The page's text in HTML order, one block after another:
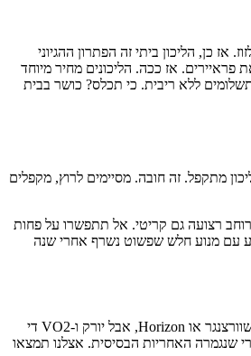
קור שמוציא את החשק לזוז. אז כן, הליכון ביתי זה הפתרון ההגיוני
אז ככה. הליכונים מחיר מיוחד
זה לגמרי הסטנדרט היום, במיוחד פה בטופמרקט. אתם מקבלים אצלנו אחריות מקיפה (של יבואן רשמי, לא קומבינות), משלוח מהיר לכל הארץ ותשלומים נוחים אש - עד 36 תשלומים ללא ריבית. כי תכלס? כושר בבית
מתקפל. זה חובה. מסיימים לרוץ, מקפלים
הבית. רוחב רצועה גם קריטי. אל תתפשרו על פחות
תכוונו למנוע חזק. הליכונים זול מדי לפעמים מגיע עם מנוע חלש שפשוט נשרף אחרי שנה
אם התחלתם לעשות השוואת מחירים הליכונים, בטח כבר נתקלתם בכל מיני שמות. הליכון VO2 או הליכון יורק (York) - בקיצור, אלה סוסי עבודה ישראלים מוכרים. יש גם הליכוני שוורצנגר או Horizon, אבל יורק ו-VO2 די
שנגמרה האחריות הבסיסית. אצלנו תמצאו